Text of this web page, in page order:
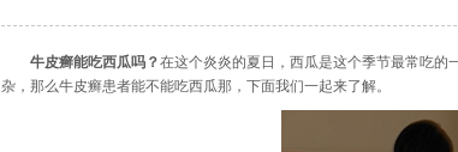
牛皮癣能吃西瓜吗？在这个炎炎的夏日，西瓜是这个季节最常吃的
杂，那么牛皮癣患者能不能吃西瓜那，下面我们一起来了解。